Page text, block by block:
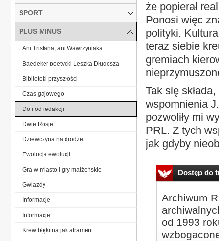
że popierał
Ponosi więc
polityki.
teraz siebie
gremiach
Tak się
wspomnienia
pozwoliły mi
PRL. Z tych
jak gdyby
Dostęp do
Archiwum
od 1993
SPORT
PLUS MINUS
Ani Tristana, ani Wawrzyniaka
Baedeker poetycki Leszka Długosza
Biblioteki przyszłości
Czas gajowego
Do i od redakcji
Dwie Rosje
Dziewczyna na drodze
Ewolucja ewolucji
Gra w miasto i gry małżeńskie
Gwiazdy
Informacje
Informacje
Krew błękitna jak atrament